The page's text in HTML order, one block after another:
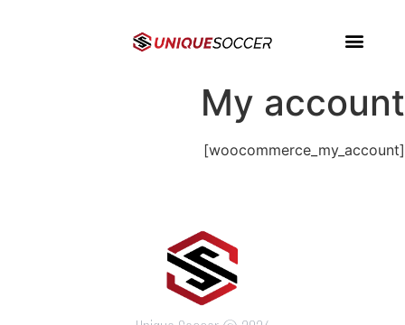
My account
[woocommerce_my_account]